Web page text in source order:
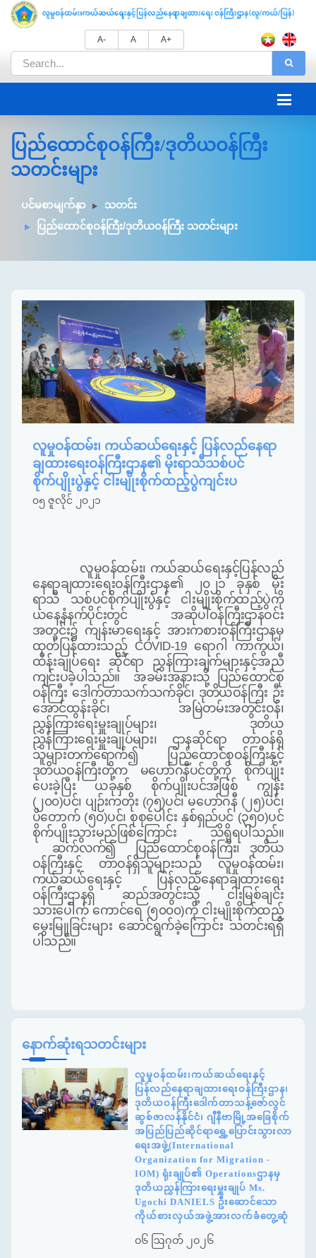
A- A A+
ပြည်ထောင်စုဝန်ကြီး/ဒုတိယဝန်ကြီး
သတင်းများ
ပင်မစာမျက်နှာ
သတင်း
ပြည်ထောင်စုဝန်ကြီး/ဒုတိယဝန်ကြီး သတင်းများ
လူမှုဝန်ထမ်း၊ ကယ်ဆယ်ရေးနှင့် ပြန်လည်နေရာ
ချထားရေးဝန်ကြီးဌာန၏ မိုးရာသီသစ်ပင်
စိုက်ပျိုးပွဲနှင့် ငါးမျိုးစိုက်ထည့်ပွဲကျင်းပ
၀၅ ဇူလိုင် ၂၀၂၁
လူမှုဝန်ထမ်း၊ ကယ်ဆယ်ရေးနှင့်ပြန်လည်
နေရာချထားရေးဝန်ကြီးဌာန၏ ၂၀၂၁ ခုနှစ် မိုး
ရာသီ သစ်ပင်စိုက်ပျိုးပွဲနှင့် ငါးမျိုးစိုက်ထည့်ပွဲကို
ယနေ့နံနက်ပိုင်းတွင် အဆိုပါဝန်ကြီးဌာနဝင်း
အတွင်း၌ ကျန်းမာရေးနှင့် အားကစားဝန်ကြီးဌာနမှ
ထုတ်ပြန်ထားသည့် COVID-19 ရောဂါ ကာကွယ်၊
ထိန်းချုပ်ရေး ဆိုင်ရာ ညွှန်ကြားချက်များနှင့်အညီ
ကျင်းပခဲ့ပါသည်။ အခမ်းအနားသို့ ပြည်ထောင်စု
ဝန်ကြီး ဒေါက်တာသက်သက်ခိုင်၊ ဒုတိယဝန်ကြီး ဦး
အောင်ထွန်းခိုင်၊ အမြဲတမ်းအတွင်းဝန်၊
ညွှန်ကြားရေးမှူးချုပ်များ၊ ဒုတိယ
ညွှန်ကြားရေးမှူးချုပ်များ၊ ဌာနဆိုင်ရာ တာဝန်ရှိ
သူများတက်ရောက်၍ ပြည်ထောင်စုဝန်ကြီးနှင့်
ဒုတိယဝန်ကြီးတို့က မဟော်ဂနီပင်တို့ကို စိုက်ပျိုး
ပေးခဲ့ပြီး ယခုနှစ် စိုက်ပျိုးပင်အဖြစ် ကျွန်း
(၂၀၀)ပင်၊ ပျဉ်းကတိုး (၇၅)ပင်၊ မဟော်ဂနီ (၂၅)ပင်၊
ပိတောက် (၅၀)ပင်၊ စုစုပေါင်း နှစ်ရှည်ပင် (၃၅၀)ပင်
စိုက်ပျိုးသွားမည်ဖြစ်ကြောင်း သိရှိရပါသည်။
ဆက်လက်၍ ပြည်ထောင်စုဝန်ကြီး၊ ဒုတိယ
ဝန်ကြီးနှင့် တာဝန်ရှိသူများသည် လူမှုဝန်ထမ်း၊
ကယ်ဆယ်ရေးနှင့် ပြန်လည်နေရာချထားရေး
ဝန်ကြီးဌာနရှိ ဆည်အတွင်းသို့ ငါးမြစ်ချင်း
သားပေါက် ကောင်ရေ (၅၀၀၀)ကို ငါးမျိုးစိုက်ထည့်
မွေးမြူခြင်းများ ဆောင်ရွက်ခဲ့ကြောင်း သတင်းရရှိ
ပါသည်။
နောက်ဆုံးရသတင်းများ
လူမှုဝန်ထမ်း၊ကယ်ဆယ်ရေးနှင့်
ပြန်လည်နေရာချထားရေးဝန်ကြီးဌာန၊
ဒုတိယဝန်ကြီးဒေါက်တာသန့်ဇော်လွင်
ဆွစ်ဇာလန်နိုင်ငံ၊ ဂျီနီဗာမြို့အခြေစိုက်
အပြည်ပြည်ဆိုင်ရာရွှေ့ပြောင်းသွားလာ
ရေးအဖွဲ့(International
Organization for Migration -
IOM) ရုံးချုပ်၏ Operationsဌာနမှ
ဒုတိယညွှန်ကြားရေးမှူးချုပ် Ms.
Ugochi DANIELS ဦးဆောင်သော
ကိုယ်စားလှယ်အဖွဲ့အားလက်ခံတွေ့ဆုံ
၀၆ ဩဂုတ် ၂၀၂၆